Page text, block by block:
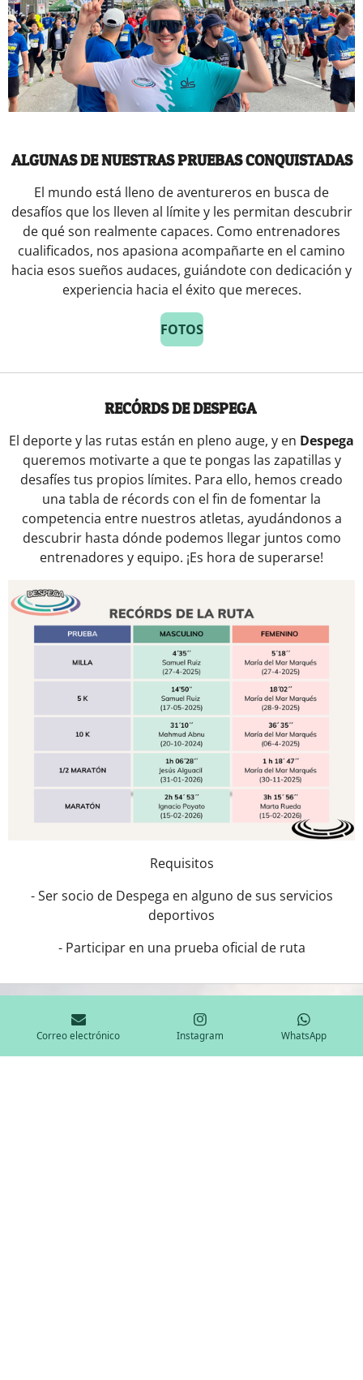
ALGUNAS DE NUESTRAS PRUEBAS CONQUISTADAS
El mundo está lleno de aventureros en busca de
desafíos que los lleven al límite y les permitan descubrir
de qué son realmente capaces. Como entrenadores
cualificados, nos apasiona acompañarte en el camino
hacia esos sueños audaces, guiándote con dedicación y
experiencia hacia el éxito que mereces.
FOTOS
RECÓRDS DE DESPEGA
El deporte y las rutas están en pleno auge, y en Despega
queremos motivarte a que te pongas las zapatillas y
desafíes tus propios límites. Para ello, hemos creado
una tabla de récords con el fin de fomentar la
competencia entre nuestros atletas, ayudándonos a
descubrir hasta dónde podemos llegar juntos como
entrenadores y equipo. ¡Es hora de superarse!
Requisitos
- Ser socio de Despega en alguno de sus servicios
deportivos
- Participar en una prueba oficial de ruta
Correo electrónico Instagram WhatsApp